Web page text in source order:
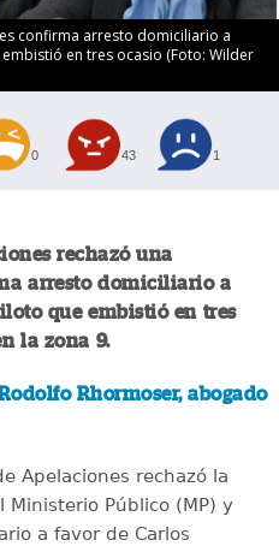
confirma arresto domiciliario a
en tres ocasio (Foto: Wilder
0 43 1
rechazó una
arresto domiciliario a
que embistió en tres
la zona 9.
Rhormoser, abogado
Apelaciones rechazó la
Público (MP) y
a favor de Carlos